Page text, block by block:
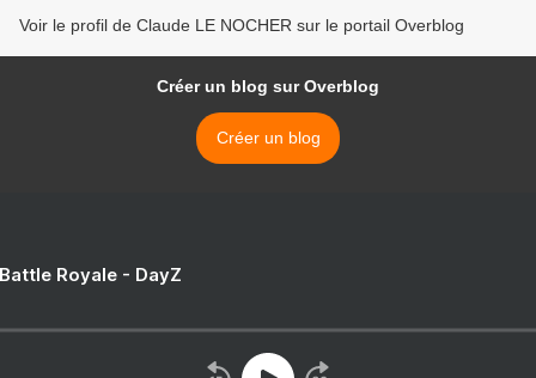
Voir le profil de Claude LE NOCHER sur le portail Overblog
Créer un blog sur Overblog
Créer un blog
Royale - DayZ